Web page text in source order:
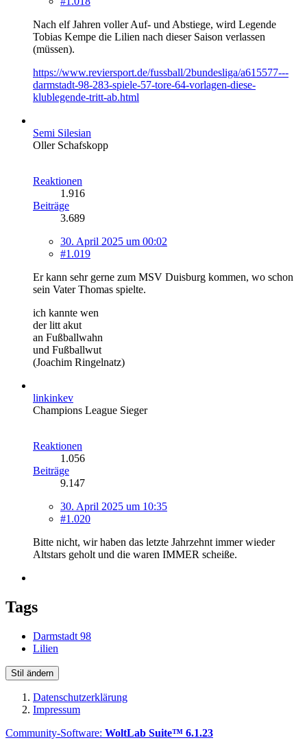
Nach elf Jahren voller Auf- und Abstiege, wird Legende
Tobias Kempe die Lilien nach dieser Saison verlassen
(müssen).
https://www.reviersport.de/fussball/2bundesliga/a615577---
darmstadt-98-283-spiele-57-tore-64-vorlagen-diese-
klublegende-tritt-ab.html
Semi Silesian
Oller Schafskopp
Reaktionen
1.916
Beiträge
3.689
30. April 2025 um 00:02
#1.019
Er kann sehr gerne zum MSV Duisburg kommen, wo schon
sein Vater Thomas spielte.
ich kannte wen
der litt akut
an Fußballwahn
und Fußballwut
(Joachim Ringelnatz)
linkinkev
Champions League Sieger
Reaktionen
1.056
Beiträge
9.147
30. April 2025 um 10:35
#1.020
Bitte nicht, wir haben das letzte Jahrzehnt immer wieder
Altstars geholt und die waren IMMER scheiße.
Tags
Darmstadt 98
Lilien
Stil ändern
Datenschutzerklärung
Impressum
Community-Software: WoltLab Suite™ 6.1.23